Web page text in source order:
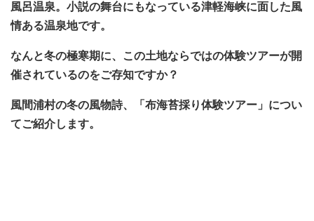
風呂温泉。小説の舞台にもなっている津軽海峡に面した風
情ある温泉地です。
なんと冬の極寒期に、この土地ならではの体験ツアーが開
催されているのをご存知ですか？
風間浦村の冬の風物詩、「布海苔採り体験ツアー」につい
てご紹介します。